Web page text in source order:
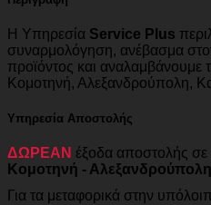
Η Υπηρεσία Service Plus
συναρμολόγηση, ανέβασμα
προϊόντος και αναλαμβάνουμε
Κομοτηνή, Αλεξανδρούπολη,
Υπηρεσία Αποστολής
ΔΩΡΕΑΝ έξοδα αποστολής σε
Κομοτηνή - Αλεξανδρούπολη
Για τα μεταφορικά στην